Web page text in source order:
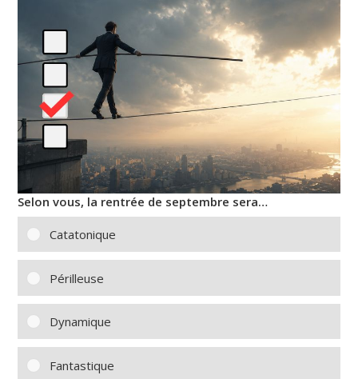
Selon vous, la rentrée de septembre sera…
Catatonique
Périlleuse
Dynamique
Fantastique